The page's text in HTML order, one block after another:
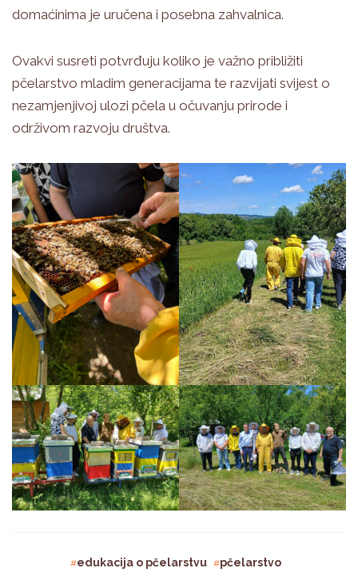
domaćinima je uručena i posebna zahvalnica.
Ovakvi susreti potvrđuju koliko je važno približiti
pčelarstvo mladim generacijama te razvijati svijest o
nezamjenjivoj ulozi pčela u očuvanju prirode i
održivom razvoju društva.
edukacija o pčelarstvu pčelarstvo